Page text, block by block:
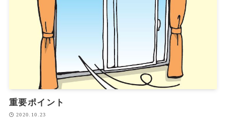
重要ポイント
2020.10.23